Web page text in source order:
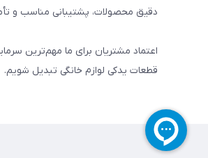
دقیق محصولات، پشتیبانی مناسب و
اعتماد مشتریان برای ما مهم‌ترین
قطعات یدکی لوازم خانگی تبدیل شویم.